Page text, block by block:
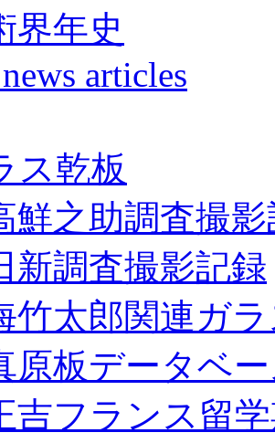
界年史
articles
ス乾板
鮮之助調査撮
新調査撮影記録
竹太郎関連ガ
原板データベ
吉フランス留